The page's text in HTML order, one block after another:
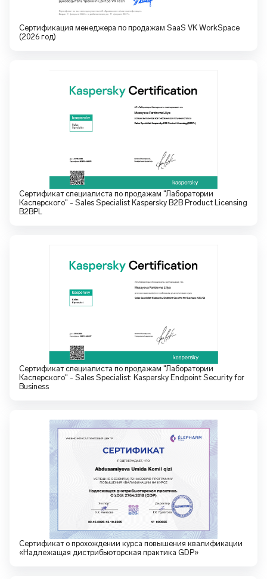
Сертификация менеджера по продажам SaaS VK WorkSpace
(2026 год)
Сертификат специалиста по продажам "Лаборатории
Касперского" - Sales Specialist Kaspersky B2B Product Licensing
B2BPL
Сертификат специалиста по продажам "Лаборатории
Касперского" - Sales Specialist: Kaspersky Endpoint Security for
Business
Сертификат о прохождении курса повышения квалификации
«Надлежащая дистрибьюторская практика GDP»